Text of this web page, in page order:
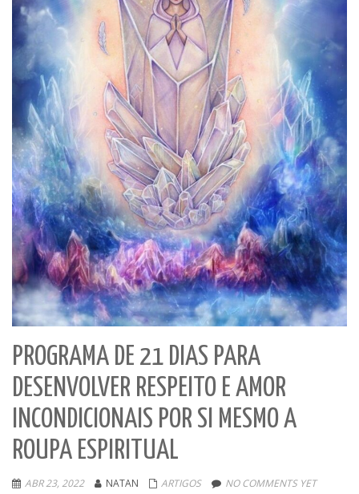
PROGRAMA DE 21 DIAS PARA
DESENVOLVER RESPEITO E AMOR
INCONDICIONAIS POR SI MESMO A
ROUPA ESPIRITUAL
ABR 23, 2022 NATAN ARTIGOS NO COMMENTS YET